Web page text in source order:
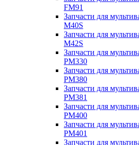
FM91
Запчасти для
M40S
Запчасти для
M42S
Запчасти для
PM330
Запчасти для
PM380
Запчасти для
PM381
Запчасти для
PM400
Запчасти для
PM401
Запчасти для